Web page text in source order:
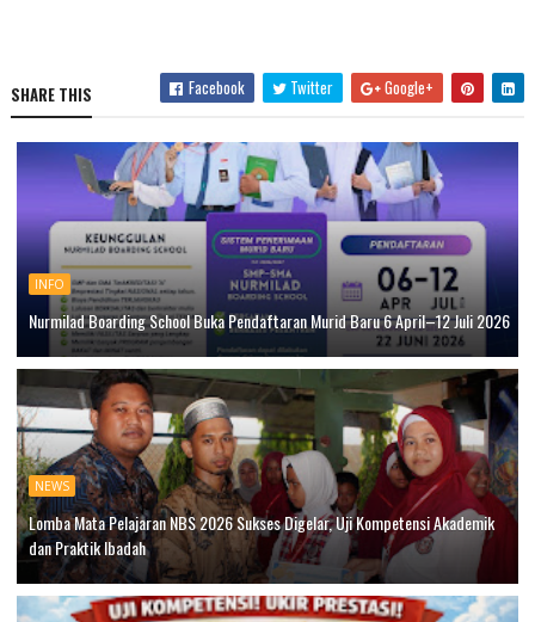
SHARE THIS Facebook Twitter Google+
INFO
Nurmilad Boarding School Buka Pendaftaran Murid Baru 6 April–12 Juli 2026
NEWS
Lomba Mata Pelajaran NBS 2026 Sukses Digelar, Uji Kompetensi Akademik
dan Praktik Ibadah